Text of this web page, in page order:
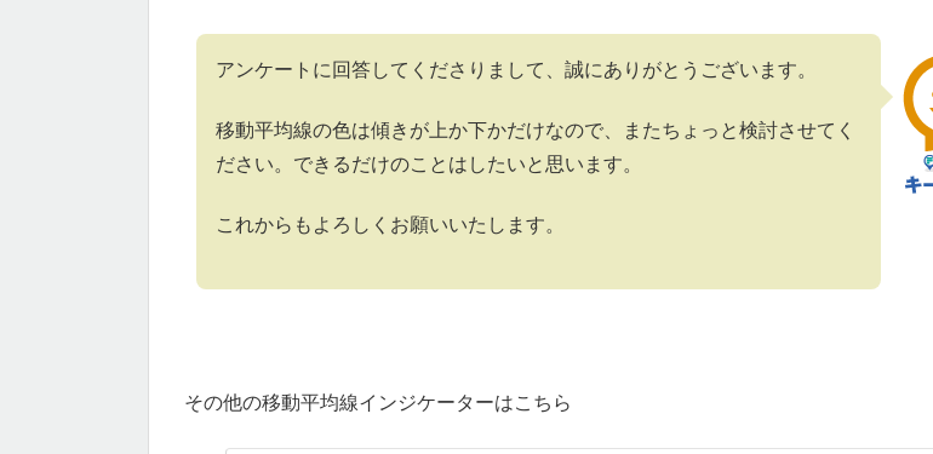
アンケートに回答してくださりまして、誠にありがとうございます。
移動平均線の色は傾きが上か下かだけなので、またちょっと検討させてく
ださい。できるだけのことはしたいと思います。
これからもよろしくお願いいたします。
その他の移動平均線インジケーターはこちら